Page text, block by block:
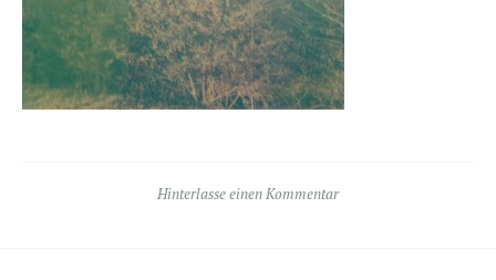
Hinterlasse einen Kommentar